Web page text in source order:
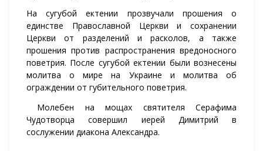
На сугубой ектении прозвучали прошения о
единстве Православной Церкви и сохранении
Церкви от разделений и расколов, а также
прошения против распространения вредоносного
поветрия. После сугубой ектении были вознесены
молитва о мире на Украине и молитва об
ограждении от губительного поветрия.
Молебен на мощах святителя Серафима
Чудотворца совершил иерей Димитрий в
сослужении диакона Александра.